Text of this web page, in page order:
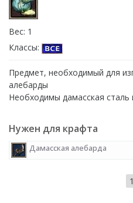
Вес: 1
Классы:
Предмет, необходимый для
алебарды
Необходимы дамасская сталь
Нужен для крафта
Дамасская алебарда
1